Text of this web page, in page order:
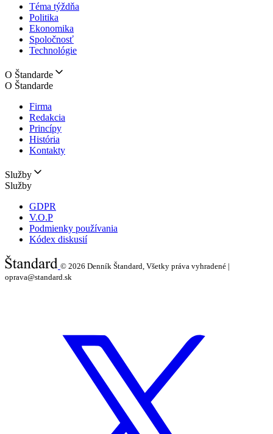
Téma týždňa
Politika
Ekonomika
Spoločnosť
Technológie
O Štandarde
O Štandarde
Firma
Redakcia
Princípy
História
Kontakty
Služby
Služby
GDPR
V.O.P
Podmienky používania
Kódex diskusií
© 2026 Denník Štandard, Všetky práva vyhradené |
oprava@standard.sk